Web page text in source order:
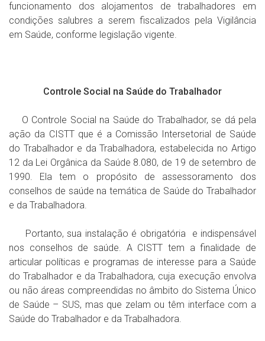
funcionamento dos alojamentos de trabalhadores em
condições salubres a serem fiscalizados pela Vigilância
em Saúde, conforme legislação vigente.
Controle Social na Saúde do Trabalhador
O Controle Social na Saúde do Trabalhador, se dá pela
ação da CISTT que é a Comissão Intersetorial de Saúde
do Trabalhador e da Trabalhadora, estabelecida no Artigo
12 da Lei Orgânica da Saúde 8.080, de 19 de setembro de
1990. Ela tem o propósito de assessoramento dos
conselhos de saúde na temática de Saúde do Trabalhador
e da Trabalhadora.
Portanto, sua instalação é obrigatória e indispensável
nos conselhos de saúde. A CISTT tem a finalidade de
articular políticas e programas de interesse para a Saúde
do Trabalhador e da Trabalhadora, cuja execução envolva
ou não áreas compreendidas no âmbito do Sistema Único
de Saúde – SUS, mas que zelam ou têm interface com a
Saúde do Trabalhador e da Trabalhadora.